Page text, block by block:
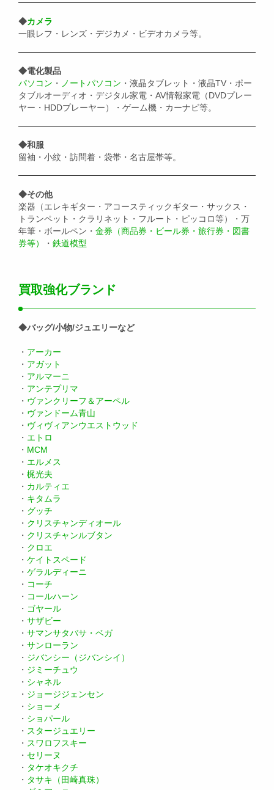
◆カメラ
一眼レフ・レンズ・デジカメ・ビデオカメラ等。
◆電化製品
パソコン ・ ノートパソコン ・液晶タブレット・液晶TV・ポー
タブルオーディオ・デジタル家電・AV情報家電（DVDプレー
ヤー・HDDプレーヤー）・ゲーム機・カーナビ等。
◆和服
留袖・小紋・訪問着・袋帯・名古屋帯等。
◆その他
楽器（エレキギター・アコースティックギター・サックス・
トランペット・クラリネット・フルート・ピッコロ等）・万
年筆・ボールペン・ 金券（商品券・ビール券・旅行券・図書
券等）
・ 鉄道模型
買取強化ブランド
◆バッグ/小物/ジュエリーなど
・ アーカー
・ アガット
・ アルマーニ
・ アンテプリマ
・ ヴァンクリーフ＆アーペル
・ ヴァンドーム青山
・ ヴィヴィアンウエストウッド
・ エトロ
・ MCM
・ エルメス
・ 梶光夫
・ カルティエ
・ キタムラ
・ グッチ
・ クリスチャンディオール
・ クリスチャンルブタン
・ クロエ
・ ケイトスペード
・ ゲラルディーニ
・ コーチ
・ コールハーン
・ ゴヤール
・ サザビー
・ サマンサタバサ・ベガ
・ サンローラン
・ ジバンシー（ジバンシイ）
・ ジミーチュウ
・ シャネル
・ ジョージジェンセン
・ ショーメ
・ ショパール
・ スタージュエリー
・ スワロフスキー
・ セリーヌ
・ タケオキクチ
・ タサキ（田崎真珠）